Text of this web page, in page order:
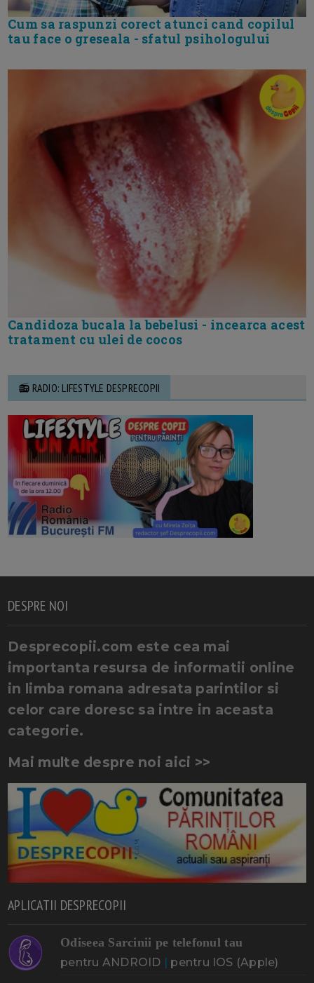
Cum sa raspunzi corect atunci cand copilul
tau face o greseala - sfatul psihologului
Candidoza bucala la bebelusi - incearca acest
tratament cu ulei de cocos
📻 RADIO: LIFESTYLE DESPRECOPII
DESPRE NOI
Desprecopii.com este cea mai
importanta resursa de informatii online
in limba romana adresata parintilor si
celor care doresc sa intre in aceasta
categorie.
Mai multe despre noi aici >>
APLICATII DESPRECOPII
Odiseea Sarcinii pe telefonul tau
pentru ANDROID | pentru IOS (Apple)